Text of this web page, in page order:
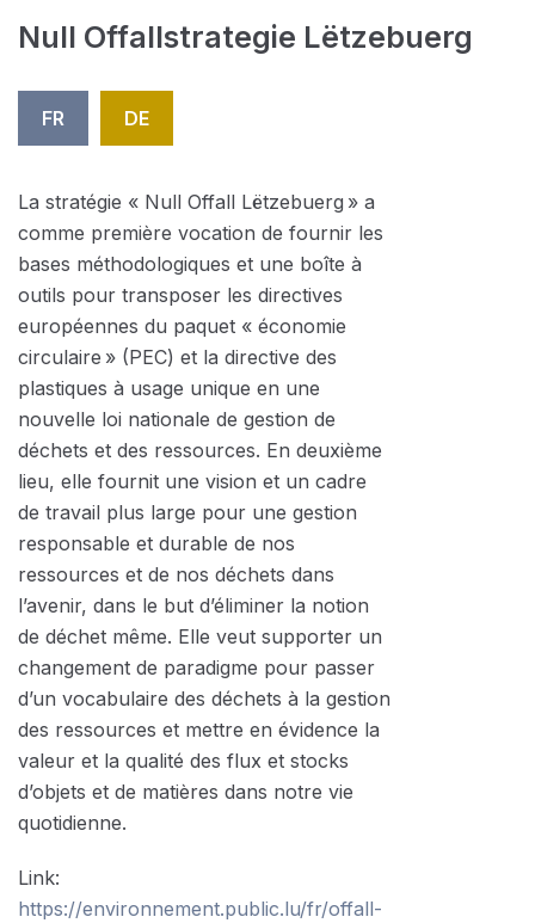
Null Offallstrategie Lëtzebuerg
FR DE
La stratégie « Null Offall Lëtzebuerg » a
comme première vocation de fournir les
bases méthodologiques et une boîte à
outils pour transposer les directives
européennes du paquet « économie
circulaire » (PEC) et la directive des
plastiques à usage unique en une
nouvelle loi nationale de gestion de
déchets et des ressources. En deuxième
lieu, elle fournit une vision et un cadre
de travail plus large pour une gestion
responsable et durable de nos
ressources et de nos déchets dans
l’avenir, dans le but d’éliminer la notion
de déchet même. Elle veut supporter un
changement de paradigme pour passer
d’un vocabulaire des déchets à la gestion
des ressources et mettre en évidence la
valeur et la qualité des flux et stocks
d’objets et de matières dans notre vie
quotidienne.
Link:
https://environnement.public.lu/fr/offall-